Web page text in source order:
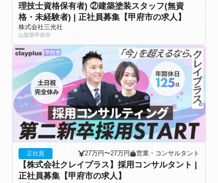
理技士資格保有者) ②建築塗装スタッフ(無資
格・未経験者) | 正社員募集【甲府市の求人】
株式会社三光社
山梨県甲府市
正社員 27万円〜27万円 営業・コンサルタント
【株式会社クレイプラス】採用コンサルタント |
正社員募集【甲府市の求人】